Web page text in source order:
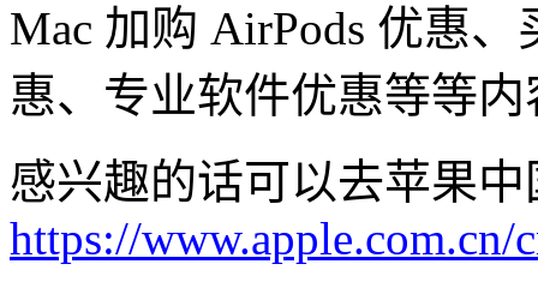
Mac 加购 AirPods 优惠、
惠、专业软件优惠等等内
感兴趣的话可以去苹果
https://www.apple.com.cn/